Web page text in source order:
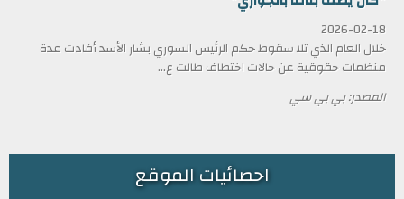
2026-02-18
خلال العام الذي تلا سقوط حكم الرئيس السوري بشار الأسد أفادت عدة
منظمات حقوقية عن حالات اختطاف طالت ع...
المصدر: بي بي سي
احصائيات الموقع